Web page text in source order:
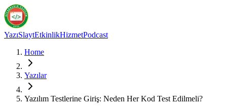
YazıSlaytEtkinlikHizmetPodcast
Home
Yazılar
Yazılım Testlerine Giriş: Neden Her Kod Test Edilmeli?